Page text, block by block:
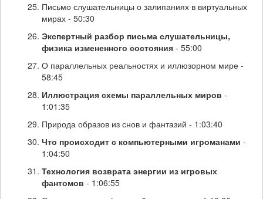
Письмо слушательницы о залипаниях в виртуальных
мирах - 50:30
Экспертный разбор письма слушательницы,
физика измененного состояния - 55:00
О параллельных реальностях и иллюзорном мире -
58:45
Иллюстрация схемы параллельных миров -
1:01:35
Природа образов из снов и фантазий - 1:03:40
Что происходит с компьютерными игроманами -
1:04:50
Технология возврата энергии из игровых
фантомов - 1:06:55